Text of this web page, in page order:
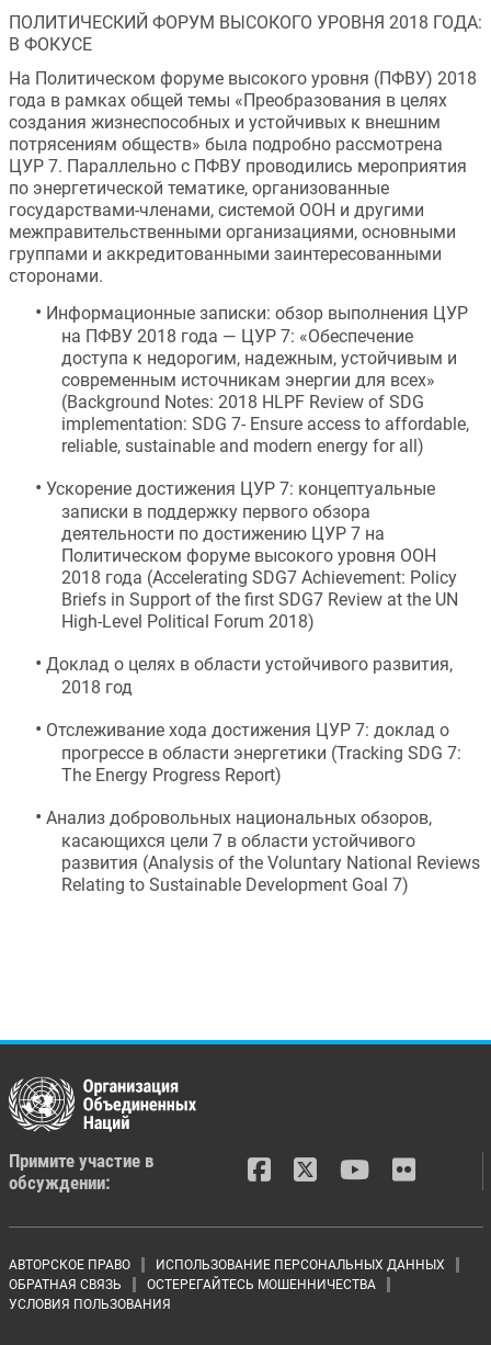
ПОЛИТИЧЕСКИЙ ФОРУМ ВЫСОКОГО УРОВНЯ 2018 ГОДА:
В ФОКУСЕ
На Политическом форуме высокого уровня (ПФВУ) 2018
года в рамках общей темы «Преобразования в целях
создания жизнеспособных и устойчивых к внешним
потрясениям обществ» была подробно рассмотрена
ЦУР 7. Параллельно с ПФВУ проводились мероприятия
по энергетической тематике, организованные
государствами-членами, системой ООН и другими
межправительственными организациями, основными
группами и аккредитованными заинтересованными
сторонами.
• Информационные записки: обзор выполнения ЦУР
на ПФВУ 2018 года — ЦУР 7: «Обеспечение
доступа к недорогим, надежным, устойчивым и
современным источникам энергии для всех»
(Background Notes: 2018 HLPF Review of SDG
implementation: SDG 7- Ensure access to affordable,
reliable, sustainable and modern energy for all)
• Ускорение достижения ЦУР 7: концептуальные
записки в поддержку первого обзора
деятельности по достижению ЦУР 7 на
Политическом форуме высокого уровня ООН
2018 года (Accelerating SDG7 Achievement: Policy
Briefs in Support of the first SDG7 Review at the UN
High-Level Political Forum 2018)
• Доклад о целях в области устойчивого развития,
2018 год
• Отслеживание хода достижения ЦУР 7: доклад о
прогрессе в области энергетики (Tracking SDG 7:
The Energy Progress Report)
• Анализ добровольных национальных обзоров,
касающихся цели 7 в области устойчивого
развития (Analysis of the Voluntary National Reviews
Relating to Sustainable Development Goal 7)
Примите участие в
обсуждении:
Footer menu
АВТОРСКОЕ ПРАВО
ИСПОЛЬЗОВАНИЕ ПЕРСОНАЛЬНЫХ ДАННЫХ
ОБРАТНАЯ СВЯЗЬ
ОСТЕРЕГАЙТЕСЬ МОШЕННИЧЕСТВА
УСЛОВИЯ ПОЛЬЗОВАНИЯ